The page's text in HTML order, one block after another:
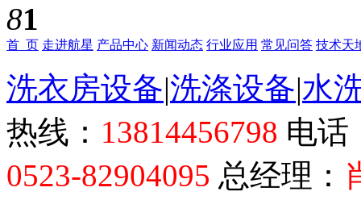
81
首 页 走进航星 产品中心 新闻动态 行业应用 常见问答 技术天
洗衣房设备|洗涤设备|水
热线： 13814456798 电话
0523-82904095 总经理：